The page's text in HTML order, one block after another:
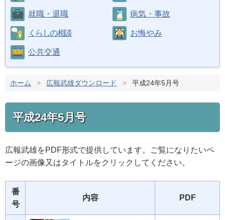
就職・退職 病気・事故
くらしの相談 お悔やみ
公共交通
ホーム > 広報武雄ダウンロード > 平成24年5月号
平成24年5月号
広報武雄をPDF形式で提供しています。ご覧になりたいペ
ージの画像又はタイトルをクリックしてください。
番
号
内容 PDF